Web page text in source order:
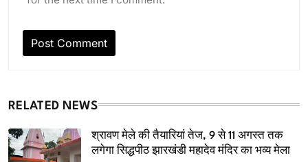
RELATED NEWS
श्रावण मेले की तैयारियां तेज, 9 से 11 अगस्त तक
लगेगा सिद्धपीठ झारखंडी महादेव मंदिर का भव्य मेला